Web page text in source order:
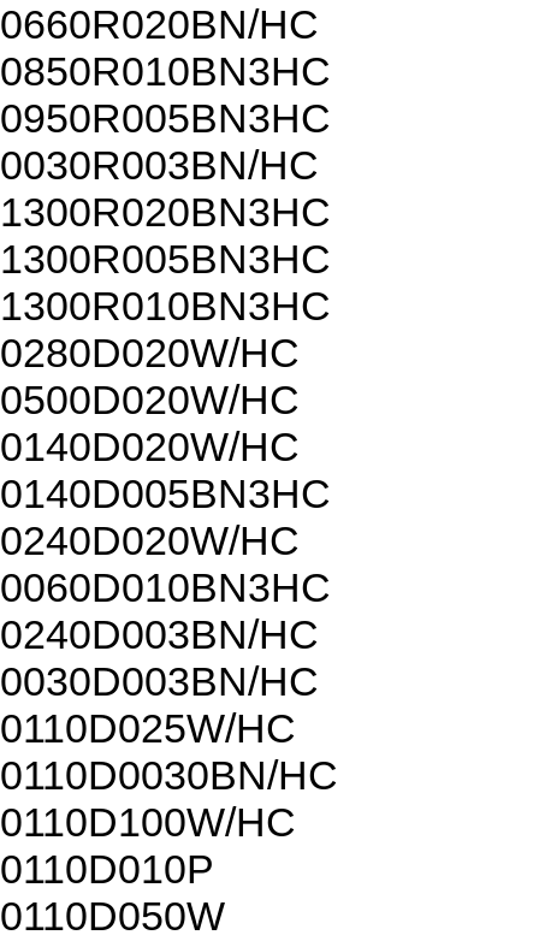
0660R020BN/HC
0850R010BN3HC
0950R005BN3HC
0030R003BN/HC
1300R020BN3HC
1300R005BN3HC
1300R010BN3HC
0280D020W/HC
0500D020W/HC
0140D020W/HC
0140D005BN3HC
0240D020W/HC
0060D010BN3HC
0240D003BN/HC
0030D003BN/HC
0110D025W/HC
0110D0030BN/HC
0110D100W/HC
0110D010P
0110D050W